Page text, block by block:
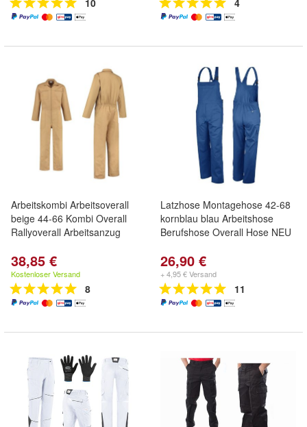
10 4
Arbeitskombi Arbeitsoverall
beige 44-66 Kombi Overall
Rallyoverall Arbeitsanzug
38,85 €
Kostenloser Versand
8
Latzhose Montagehose 42-68
kornblau blau Arbeitshose
Berufshose Overall Hose NEU
26,90 €
+ 4,95 € Versand
11